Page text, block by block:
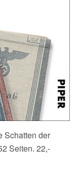
Schatten der
Seiten. 22,-